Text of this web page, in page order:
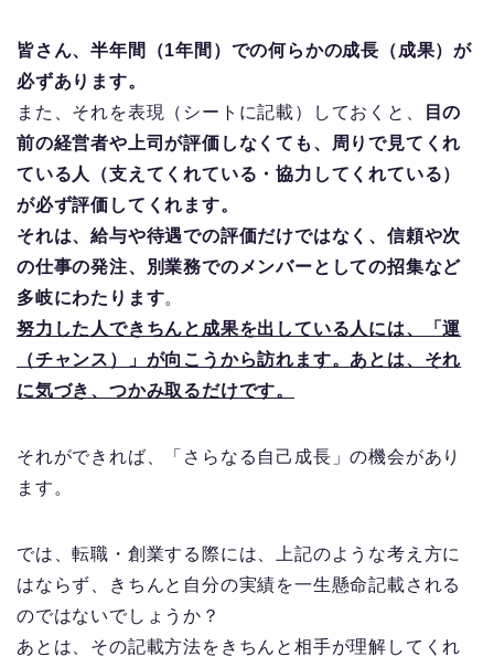
皆さん、半年間（1年間）での何らかの成長（成果）が
必ずあります。
また、それを表現（シートに記載）しておくと、
目の
前の経営者や上司が評価しなくても、周りで見てくれ
ている人（支えてくれている・協力してくれている）
が必ず評価してくれます。
それは、給与や待遇での評価だけではなく、信頼や次
の仕事の発注、別業務でのメンバーとしての招集など
多岐にわたります。
努力した人できちんと成果を出している人には、「運
（チャンス）」が向こうから訪れます。あとは、それ
に気づき、つかみ取るだけです。
それができれば、「さらなる自己成長」の機会があり
ます。
では、転職・創業する際には、上記のような考え方に
はならず、きちんと自分の実績を一生懸命記載される
のではないでしょうか？
あとは、その記載方法をきちんと相手が理解してくれ